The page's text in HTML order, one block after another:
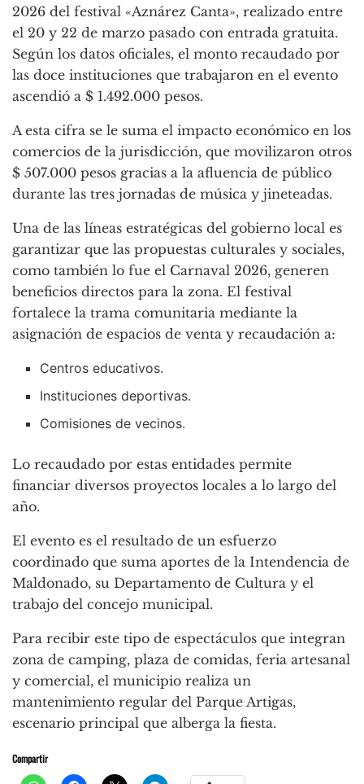
2026 del festival «Aznárez Canta», realizado entre
el 20 y 22 de marzo pasado con entrada gratuita.
Según los datos oficiales, el monto recaudado por
las doce instituciones que trabajaron en el evento
ascendió a $ 1.492.000 pesos.
A esta cifra se le suma el impacto económico en los
comercios de la jurisdicción, que movilizaron otros
$ 507.000 pesos gracias a la afluencia de público
durante las tres jornadas de música y jineteadas.
Una de las líneas estratégicas del gobierno local es
garantizar que las propuestas culturales y sociales,
como también lo fue el Carnaval 2026, generen
beneficios directos para la zona. El festival
fortalece la trama comunitaria mediante la
asignación de espacios de venta y recaudación a:
Centros educativos.
Instituciones deportivas.
Comisiones de vecinos.
Lo recaudado por estas entidades permite
financiar diversos proyectos locales a lo largo del
año.
El evento es el resultado de un esfuerzo
coordinado que suma aportes de la Intendencia de
Maldonado, su Departamento de Cultura y el
trabajo del concejo municipal.
Para recibir este tipo de espectáculos que integran
zona de camping, plaza de comidas, feria artesanal
y comercial, el municipio realiza un
mantenimiento regular del Parque Artigas,
escenario principal que alberga la fiesta.
Compartir